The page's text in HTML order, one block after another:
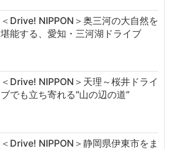
＜Drive! NIPPON＞奥三河の大自然を
堪能する、愛知・三河湖ドライブ
＜Drive! NIPPON＞天理～桜井ドライ
ブでも立ち寄れる“山の辺の道”
＜Drive! NIPPON＞静岡県伊東市をま